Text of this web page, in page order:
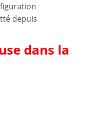
depuis
dans la